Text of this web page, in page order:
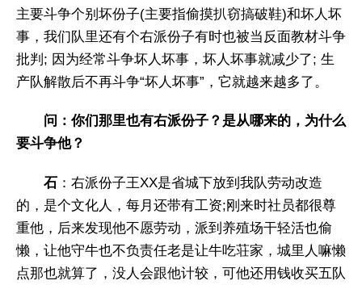
主要斗争个别坏份子(主要指偷摸扒窃搞破鞋)和坏人坏
事，我们队里还有个右派份子有时也被当反面教材斗争
批判; 因为经常斗争坏人坏事，坏人坏事就减少了; 生
产队解散后不再斗争“坏人坏事”，它就越来越多了。
问：你们那里也有右派份子？是从哪来的，为什么
要斗争他？
石 ：右派份子王XX是省城下放到我队劳动改造
的，是个文化人，每月还带有工资;刚来时社员都很尊
重他，后来发现他不愿劳动，派到养殖场干轻活也偷
懒，让他守牛也不负责任老是让牛吃荘家，城里人嘛懒
点那也就算了，没人会跟他计较，可他还用钱收买五队